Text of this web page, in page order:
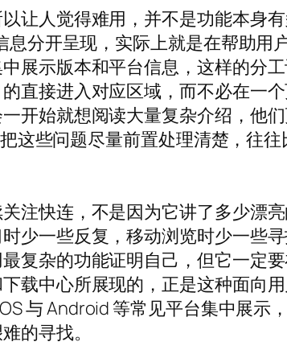
让人觉得难用，并不是功能本身
分开呈现，实际上就是在帮助用
展示版本和平台信息，这样的分
直接进入对应区域，而不必在一
开始就想阅读大量复杂介绍，他
这些问题尽量前置处理清楚，往
注快连，不是因为它讲了多少漂
少一些反复，移动浏览时少一些
复杂的功能证明自己，但它一定
载中心所展现的，正是这种面向
与 Android 等常见平台集中展示
的寻找。